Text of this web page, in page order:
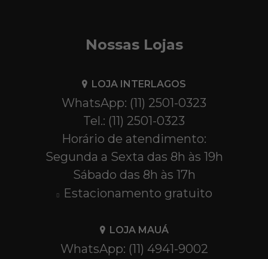
Nossas Lojas
LOJA INTERLAGOS
WhatsApp: (11) 2501-0323
Tel.: (11) 2501-0323
Horário de atendimento:
Segunda a Sexta das 8h às 19h
Sábado das 8h às 17h
Estacionamento gratuito
LOJA MAUÁ
WhatsApp: (11) 4941-9002